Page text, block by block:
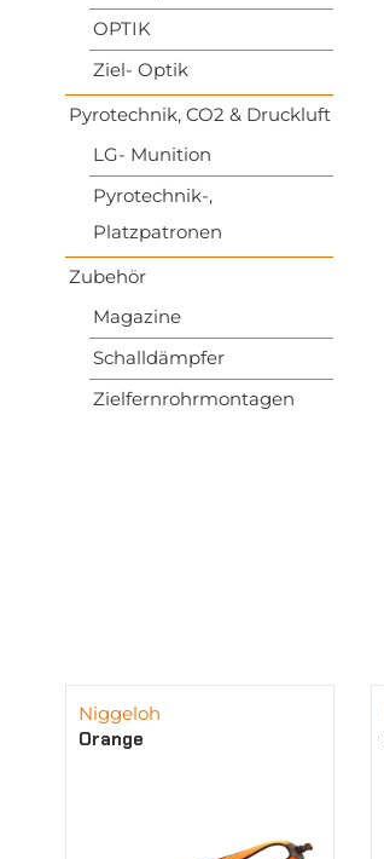
OPTIK
Ziel- Optik
Pyrotechnik, CO2 & Druckluft
LG- Munition
Pyrotechnik-,
Platzpatronen
Zubehör
Magazine
Schalldämpfer
Zielfernrohrmontagen
Niggeloh
Orange